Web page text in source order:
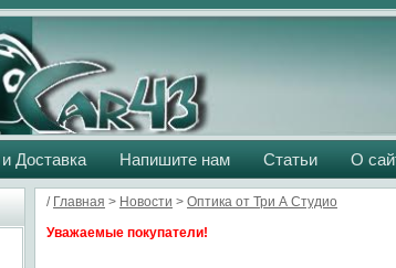
Доставка Напишите нам Статьи О
/ Главная > Новости > Оптика от Три А Студио
Уважаемые покупатели!